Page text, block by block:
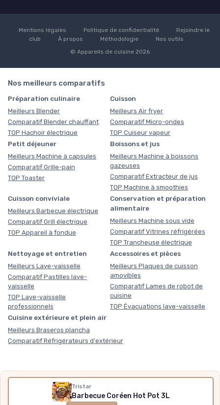
Tristar
Barbecue Coréen Hot Pot 3L
Mentions légales Politique de confidentialité
Rejoindre le
club
À propos Méthodologie
Nos outils
© Appareils de cuisine 2026
Nos meilleurs comparatifs
Préparation culinaire
Meilleurs Blender
Comparatif Blender chauffant
TOP Hachoir électrique
Cuisson
Meilleurs Air fryer
Comparatif Micro-ondes
TOP Cuiseur vapeur
Petit déjeuner
Meilleurs Machine à capsules
Comparatif Grille-pain
TOP Toaster
Boissons et jus
Meilleurs Machine à boissons
gazeuses
Comparatif Extracteur de jus
TOP Machine à smoothies
Cuisson conviviale
Meilleurs Barbecue électrique
Comparatif Grill électrique
TOP Appareil à fondue
Conservation et préparation
alimentaire
Meilleurs Machine sous vide
Comparatif Vitrines réfrigérées
TOP Trancheuse électrique
Nettoyage et entretien
Meilleurs Lave-vaisselle
Comparatif Pastilles lave-
vaisselle
TOP Lave-vaisselle
professionnels
Accessoires et pièces
Meilleurs Plaques de cuisson
amovibles
Comparatif Lames de robot de
cuisine
TOP Évacuations lave-vaisselle
Cuisine extérieure et plein air
Meilleurs Braseros plancha
Comparatif Réfrigérateurs d'extérieur
Nos outils gratuits
Des chiffres plutôt que des impressions, sans inscription,